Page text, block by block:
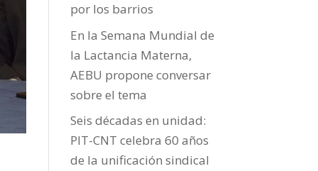
por los barrios
En la Semana Mundial de
la Lactancia Materna,
AEBU propone conversar
sobre el tema
Seis décadas en unidad:
PIT-CNT celebra 60 años
de la unificación sindical